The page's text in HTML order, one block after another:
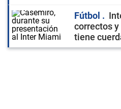
Fútbol
correctos
tiene